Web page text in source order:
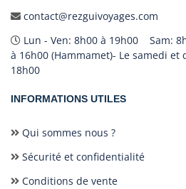
contact@rezguivoyages.com
Lun - Ven: 8h00 à 19h00 Sam:
à 16h00 (Hammamet)- Le samedi et
18h00
INFORMATIONS UTILES
Qui sommes nous ?
Sécurité et confidentialité
Conditions de vente